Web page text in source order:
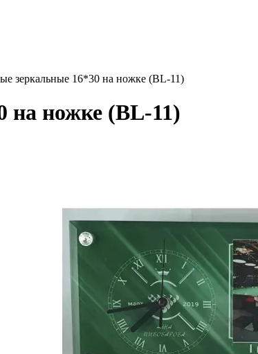
зеркальные 16*30 на ножке (BL-11)
на ножке (BL-11)